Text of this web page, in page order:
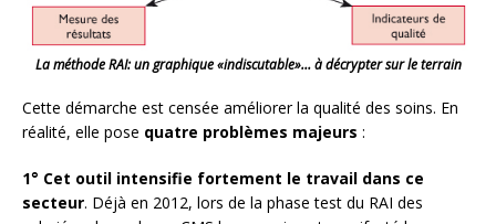
La méthode RAI: un graphique «indiscutable»… à décrypter sur le terrain
Cette démarche est censée améliorer la qualité des soins. En
réalité, elle pose quatre problèmes majeurs :
1° Cet outil intensifie fortement le travail dans ce
secteur. Déjà en 2012, lors de la phase test du RAI des